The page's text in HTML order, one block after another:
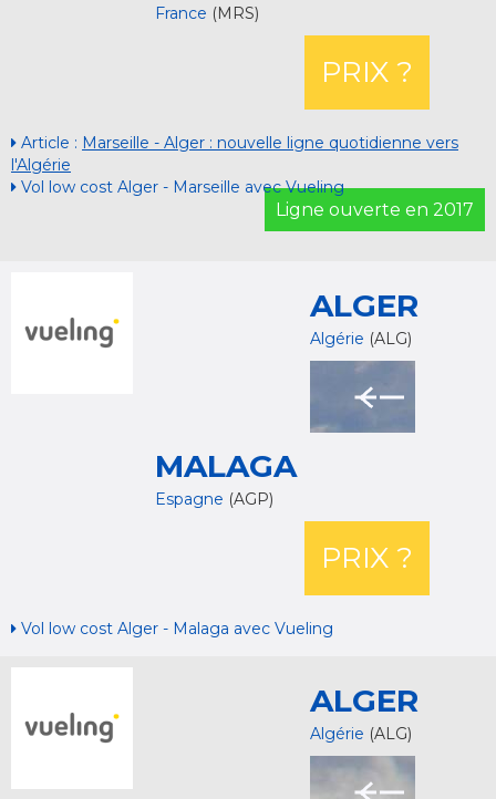
France (MRS)
PRIX ?
Article : Marseille - Alger : nouvelle ligne quotidienne vers
l'Algérie
Vol low cost Alger - Marseille avec Vueling
Ligne ouverte en 2017
ALGER
Algérie (ALG)
MALAGA
Espagne (AGP)
PRIX ?
Vol low cost Alger - Malaga avec Vueling
ALGER
Algérie (ALG)